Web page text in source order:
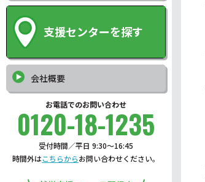
支援センターを探す
会社概要
お電話でのお問い合わせ
0120-18-1235
受付時間／平日 9:30〜16:45
時間外はこちらからお問い合わせください。